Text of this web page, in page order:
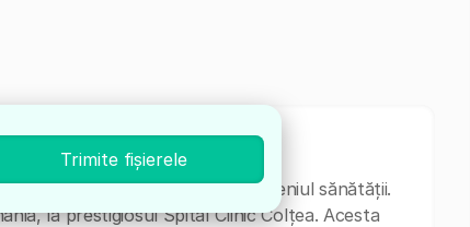
cu o vastă experiență în domeniul sănătății.
la prestigiosul Spital Clinic Colțea. Acesta
Trimite fișierele